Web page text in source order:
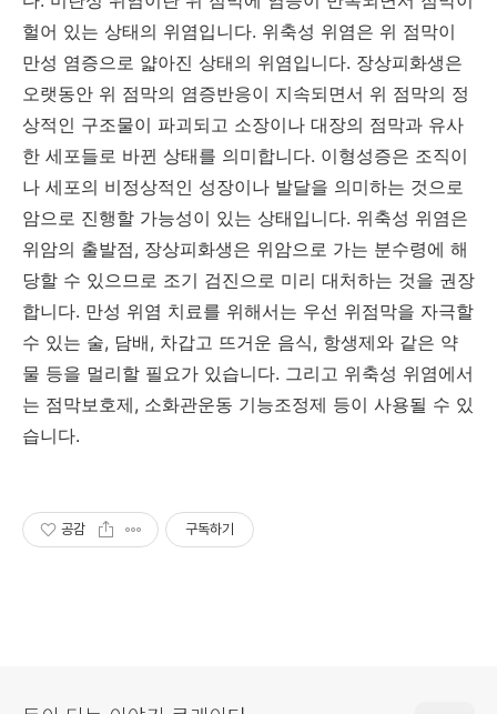
헐어 있는 상태의 위염입니다. 위축성 위염은 위 점막이
만성 염증으로 얇아진 상태의 위염입니다. 장상피화생은
오랫동안 위 점막의 염증반응이 지속되면서 위 점막의 정
상적인 구조물이 파괴되고 소장이나 대장의 점막과 유사
한 세포들로 바뀐 상태를 의미합니다. 이형성증은 조직이
나 세포의 비정상적인 성장이나 발달을 의미하는 것으로
암으로 진행할 가능성이 있는 상태입니다. 위축성 위염은
위암의 출발점, 장상피화생은 위암으로 가는 분수령에 해
당할 수 있으므로 조기 검진으로 미리 대처하는 것을 권장
합니다. 만성 위염 치료를 위해서는 우선 위점막을 자극할
수 있는 술, 담배, 차갑고 뜨거운 음식, 항생제와 같은 약
물 등을 멀리할 필요가 있습니다. 그리고 위축성 위염에서
는 점막보호제, 소화관운동 기능조정제 등이 사용될 수 있
습니다.
공감 구독하기